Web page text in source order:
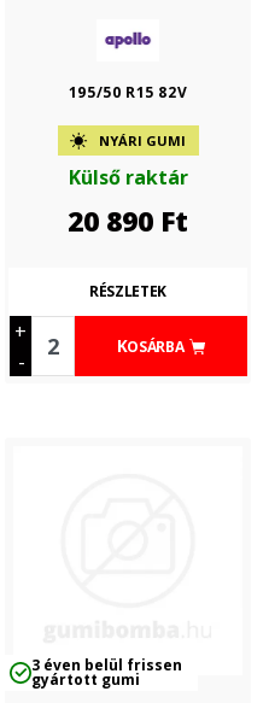
195/50 R15 82V
NYÁRI GUMI
Külső raktár
20 890 Ft
+
-
KOSÁRBA
RÉSZLETEK
3 éven belül frissen
gyártott gumi